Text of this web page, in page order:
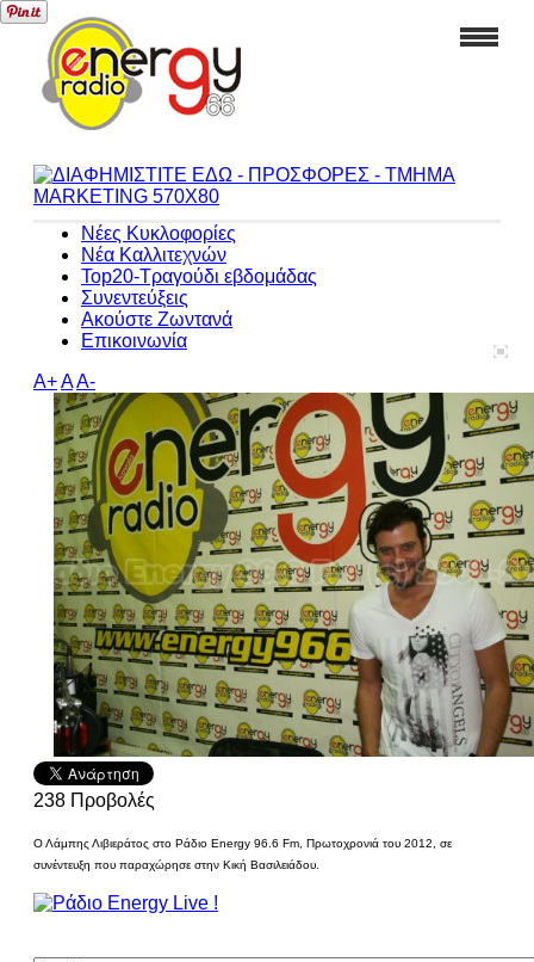
Νέες Κυκλοφορίες
Νέα Καλλιτεχνών
Top20-Τραγούδι εβδομάδας
Συνεντεύξεις
Ακούστε Ζωντανά
Επικοινωνία
A+AA-
238 Προβολές
Ο Λάμπης Λιβιεράτος στο Ράδιο Energy 96.6 Fm, Πρωτοχρονιά του 2012, σε
συνέντευξη που παραχώρησε στην Κική Βασιλειάδου.